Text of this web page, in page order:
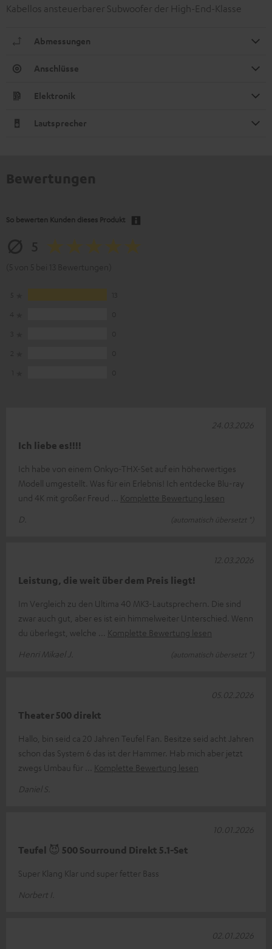
Kabellos ansteuerbarer Subwoofer der High-End-Klasse
Abmessungen
Anschlüsse
Elektronik
Lautsprecher
So bewerten Kunden dieses Produkt
Ich liebe es!!!!
Ich habe von einem Onkyo-THX-Set auf ein höherwertiges
Modell umgestellt. Was für ein Erlebnis! Ich entdecke Blu-ray
und 4K mit großer Freud
Komplette Bewertung lesen
D.
(automatisch übersetzt *)
24.03.2026
Leistung, die weit über dem Preis liegt!
Im Vergleich zu den Ultima 40 MK3-Lautsprechern. Die sind
zwar auch gut, aber es ist ein himmelweiter Unterschied. Wenn
du überlegst, welche
Komplette Bewertung lesen
Henri Mikael J.
(automatisch übersetzt *)
12.03.2026
Theater 500 direkt
Hallo, bin seid ca 20 Jahren Teufel Fan. Besitze seid acht Jahren
schon das System 6 das ist der Hammer. Hab mich aber jetzt
zwegs Umbau für
Komplette Bewertung lesen
Daniel S.
05.02.2026
Teufel 😈 500 Sourround Direkt 5.1-Set
Super Klang Klar und super fetter Bass
Norbert I.
10.01.2026
02.01.2026